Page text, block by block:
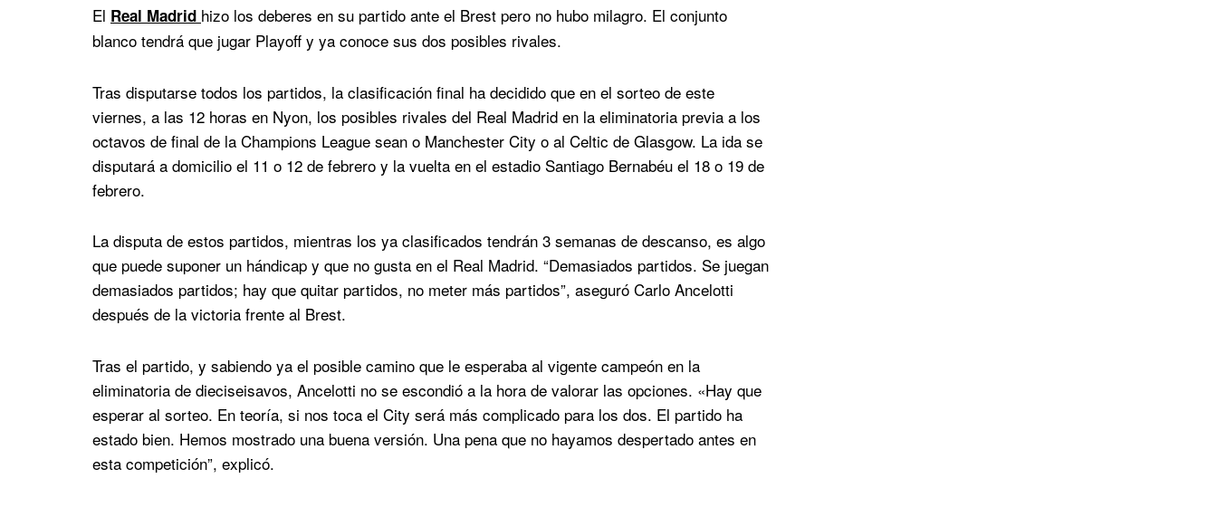
El Real Madrid hizo los deberes en su partido ante el Brest pero no hubo milagro. El conjunto
blanco tendrá que jugar Playoff y ya conoce sus dos posibles rivales.
Tras disputarse todos los partidos, la clasificación final ha decidido que en el sorteo de este
viernes, a las 12 horas en Nyon, los posibles rivales del Real Madrid en la eliminatoria previa a los
octavos de final de la Champions League sean o Manchester City o al Celtic de Glasgow. La ida se
disputará a domicilio el 11 o 12 de febrero y la vuelta en el estadio Santiago Bernabéu el 18 o 19 de
febrero.
La disputa de estos partidos, mientras los ya clasificados tendrán 3 semanas de descanso, es algo
que puede suponer un hándicap y que no gusta en el Real Madrid. “Demasiados partidos. Se juegan
demasiados partidos; hay que quitar partidos, no meter más partidos”, aseguró Carlo Ancelotti
después de la victoria frente al Brest.
Tras el partido, y sabiendo ya el posible camino que le esperaba al vigente campeón en la
eliminatoria de dieciseisavos, Ancelotti no se escondió a la hora de valorar las opciones. «Hay que
esperar al sorteo. En teoría, si nos toca el City será más complicado para los dos. El partido ha
estado bien. Hemos mostrado una buena versión. Una pena que no hayamos despertado antes en
esta competición”, explicó.